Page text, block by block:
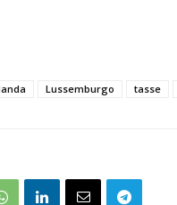
Lussemburgo tasse